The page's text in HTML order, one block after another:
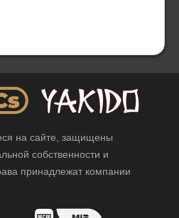
на сайте, защищены
собственности и
принадлежат компании